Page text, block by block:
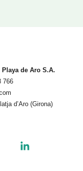
Playa de Aro S.A.
766
d’Aro (Girona)